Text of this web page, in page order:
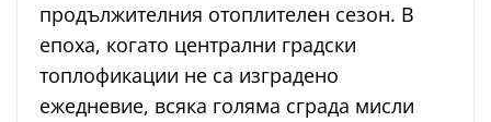
продължителния отоплителен сезон. В
епоха, когато централни градски
топлофикации не са изградено
ежедневие, всяка голяма сграда мисли